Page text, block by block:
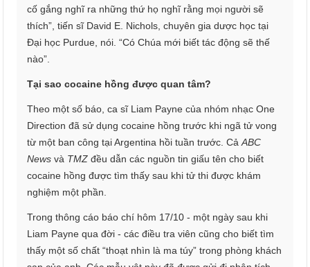
cố gắng nghĩ ra những thứ họ nghĩ rằng mọi người sẽ
thích”, tiến sĩ David E. Nichols, chuyên gia dược học tại
Đại học Purdue, nói. “Có Chúa mới biết tác động sẽ thế
nào”.
Tại sao cocaine hồng được quan tâm?
Theo một số báo, ca sĩ Liam Payne của nhóm nhạc One
Direction đã sử dụng cocaine hồng trước khi ngã tử vong
từ một ban công tại Argentina hồi tuần trước. CảABC
News và TMZđều dẫn các nguồn tin giấu tên cho biết
cocaine hồng được tìm thấy sau khi tử thi được khám
nghiệm một phần.
Trong thông cáo báo chí hôm 17/10 - một ngày sau khi
Liam Payne qua đời - các điều tra viên cũng cho biết tìm
thấy một số chất “thoạt nhìn là ma túy” trong phòng khách